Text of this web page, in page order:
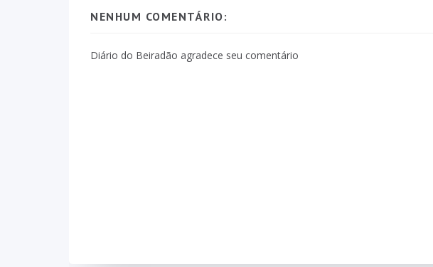
NENHUM COMENTÁRIO:
Diário do Beiradão agradece seu comentário